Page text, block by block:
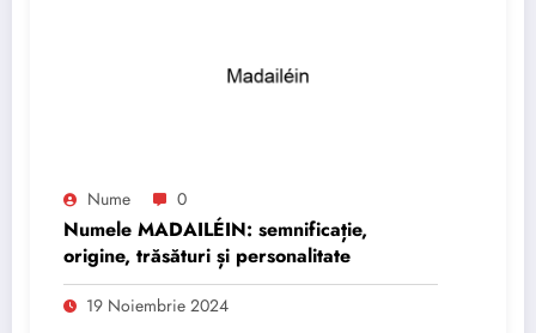
Nume 0
Numele MADAILÉIN: semnificație,
origine, trăsături și personalitate
19 Noiembrie 2024